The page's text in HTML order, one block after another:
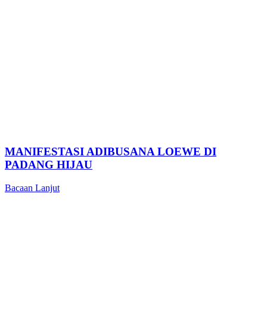
MANIFESTASI ADIBUSANA LOEWE DI
PADANG HIJAU
Bacaan Lanjut